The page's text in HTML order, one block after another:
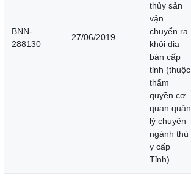
BNN-
288130
27/06/2019
thủy sản
vận
chuyển ra
khỏi địa
bàn cấp
tỉnh (thuộc
thẩm
quyền cơ
quan quản
lý chuyên
ngành thú
y cấp
Tỉnh)